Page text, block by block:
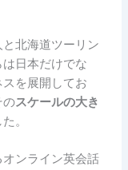
北海道ツーリン
日本だけでな
を展開してお
のスケールの大き
。
ンライン英会話